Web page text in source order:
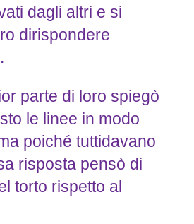
dagli altri e si
dirispondere
parte di loro spiegò
le linee in modo
poiché tuttidavano
risposta pensò di
torto rispetto al